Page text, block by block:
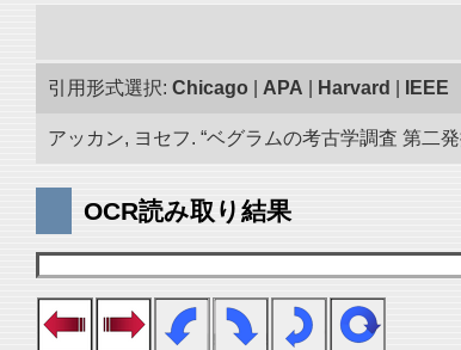
引用形式選択: Chicago APA Harvard IEEE
アッカン, ヨセフ. “ベグラムの考古学調査 第二
OCR読み取り結果